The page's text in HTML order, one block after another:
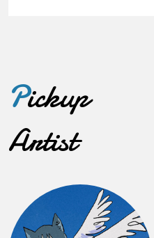
Pickup
Artist